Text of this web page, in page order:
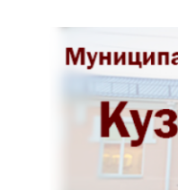
Перейти к содержимому